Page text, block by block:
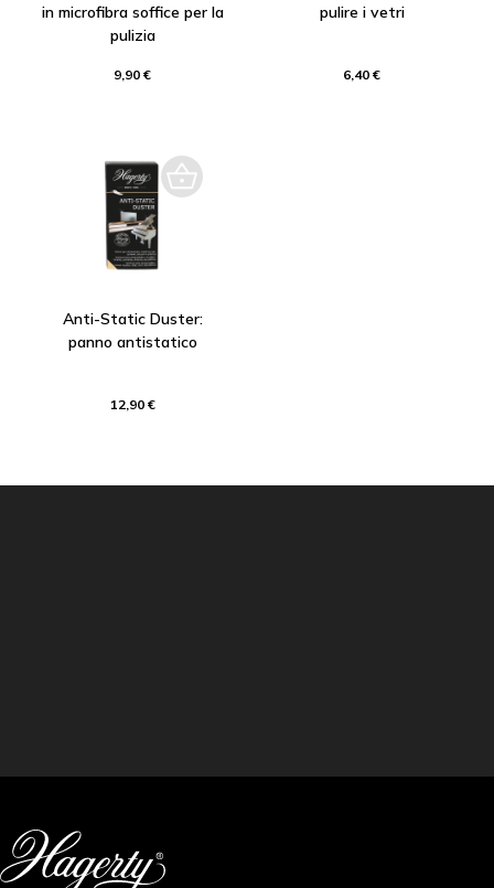
in microfibra soffice per la
pulizia
9,90 €
pulire i vetri
6,40 €
Anti-Static Duster:
panno antistatico
12,90 €